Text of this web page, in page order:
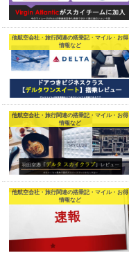
他航空会社・旅行関連の搭乗記・マイル・お得
情報など
他航空会社・旅行関連の搭乗記・マイル・お得
情報など
他航空会社・旅行関連の搭乗記・マイル・お得
情報など